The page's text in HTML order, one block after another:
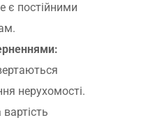
є постійними
нерухомості.